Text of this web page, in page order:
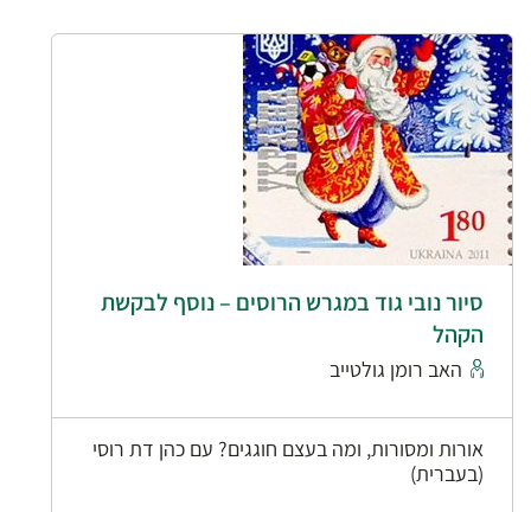
סיור נובי גוד במגרש הרוסים – נוסף לבקשת
הקהל
האב רומן גולטייב
אורות ומסורות, ומה בעצם חוגגים? עם כהן דת רוסי
(בעברית)